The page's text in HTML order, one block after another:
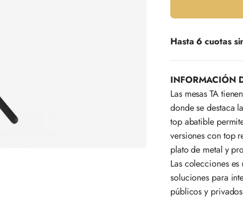
Hasta 6 cuotas
INFORMACIÓN
Las mesas TA
donde se destaca
top abatible
versiones con top
plato de metal y
Las colecciones
soluciones para
públicos y